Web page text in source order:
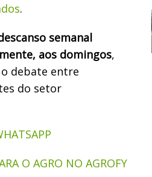
.
semanal
aos domingos,
debate entre
do setor
O AGRO NO AGROFY